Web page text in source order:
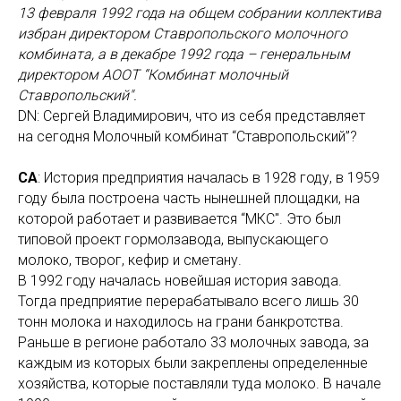
13 февраля 1992 года на общем собрании коллектива
избран директором Ставропольского молочного
комбината, а в декабре 1992 года – генеральным
директором АООТ “Комбинат молочный
Ставропольский".
DN: Сергей Владимирович, что из себя представляет
на сегодня Молочный комбинат “Ставропольский”?
СА: История предприятия началась в 1928 году, в 1959
году была построена часть нынешней площадки, на
которой работает и развивается “МКС". Это был
типовой проект гормолзавода, выпускающего
молоко, творог, кефир и сметану.
В 1992 году началась новейшая история завода.
Тогда предприятие перерабатывало всего лишь 30
тонн молока и находилось на грани банкротства.
Раньше в регионе работало 33 молочных завода, за
каждым из которых были закреплены определенные
хозяйства, которые поставляли туда молоко. В начале